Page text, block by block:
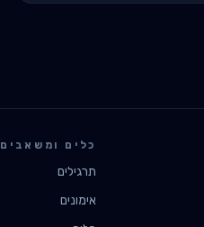
כלים ומשאבים
תרגילים
אימונים